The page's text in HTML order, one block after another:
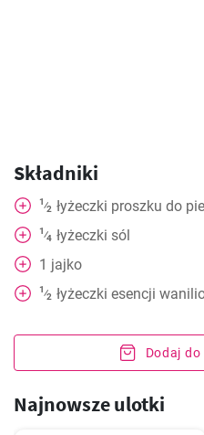
Składniki
1⁄2 łyżeczki proszku do
1⁄4 łyżeczki sól
1 jajko
1⁄2 łyżeczki esencji
Dodaj
Najnowsze ulotki